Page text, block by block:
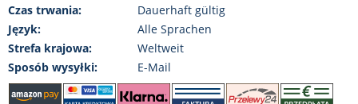
Czas trwania:
Dauerhaft gültig
Język:
Alle Sprachen
Strefa krajowa:
Weltweit
Sposób wysyłki:
E-Mail